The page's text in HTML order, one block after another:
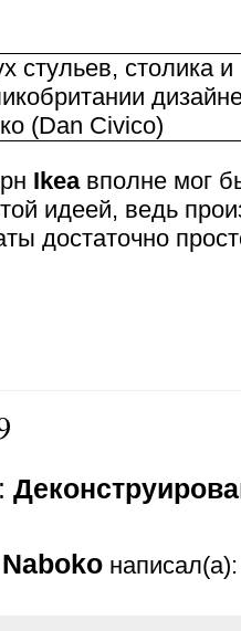
Ikeaвполне мог
идеей, ведь
достаточно
написал(а):